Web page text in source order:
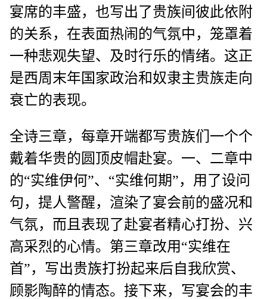
宴席的丰盛，也写出了贵族间彼此依附
的关系，在表面热闹的气氛中，笼罩着
一种悲观失望、及时行乐的情绪。这正
是西周末年国家政治和奴隶主贵族走向
衰亡的表现。
全诗三章，每章开端都写贵族们一个个
戴着华贵的圆顶皮帽赴宴。一、二章中
的“实维伊何”、“实维何期”，用了设问
句，提人警醒，渲染了宴会前的盛况和
气氛，而且表现了赴宴者精心打扮、兴
高采烈的心情。第三章改用“实维在
首”，写出贵族打扮起来后自我欣赏、
顾影陶醉的情态。接下来，写宴会的丰